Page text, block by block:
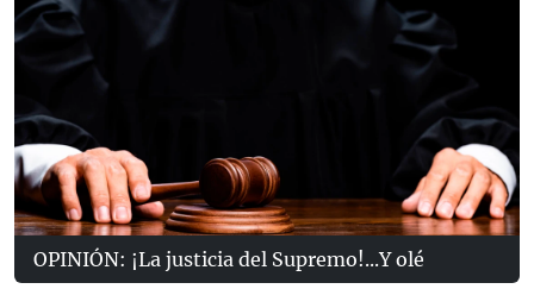
OPINIÓN: ¡La justicia del Supremo!...Y olé